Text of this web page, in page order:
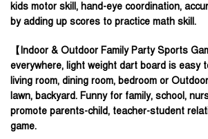
kids motor skill, hand-eye coordination,
by adding up scores to practice math skill.
【Indoor & Outdoor Family Party Sports
everywhere, light weight dart board is easy
living room, dining room, bedroom or
lawn, backyard. Funny for family, school,
promote parents-child, teacher-student
game.